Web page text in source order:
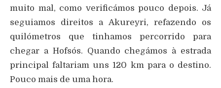
muito mal, como verificámos pouco depois. Já
seguiamos direitos a Akureyri, refazendo os
quilómetros que tinhamos percorrido para
chegar a Hofsós. Quando chegámos à estrada
principal faltariam uns 120 km para o destino.
Pouco mais de uma hora.